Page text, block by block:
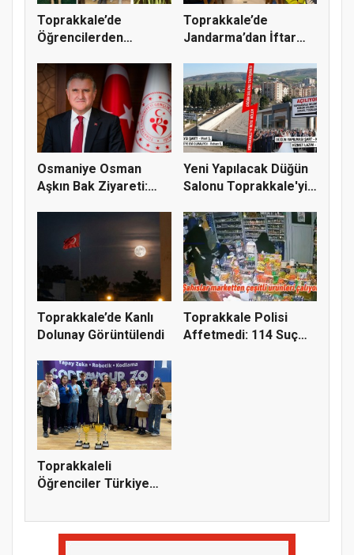
Toprakkale’de
Öğrencilerden
Toprakkale’de
Jandarma’dan İftar
Osmaniye Osman
Aşkın Bak Ziyareti:
Yeni Yapılacak Düğün
Salonu Toprakkale'yi
Toprakkale’de Kanlı
Dolunay Görüntülendi
Toprakkale Polisi
Affetmedi: 114 Suç
Toprakkaleli
Öğrenciler Türkiye